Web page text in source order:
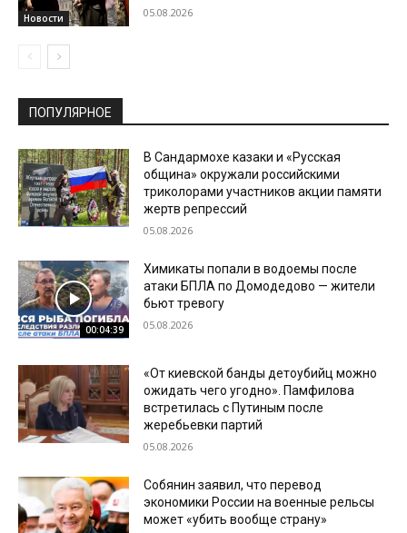
Новости 05.08.2026
ПОПУЛЯРНОЕ
В Сандармохе казаки и «Русская
община» окружали российскими
триколорами участников акции памяти
жертв репрессий
05.08.2026
00:04:39
Химикаты попали в водоемы после
атаки БПЛА по Домодедово — жители
бьют тревогу
05.08.2026
«От киевской банды детоубийц можно
ожидать чего угодно». Памфилова
встретилась с Путиным после
жеребьевки партий
05.08.2026
Собянин заявил, что перевод
экономики России на военные рельсы
может «убить вообще страну»